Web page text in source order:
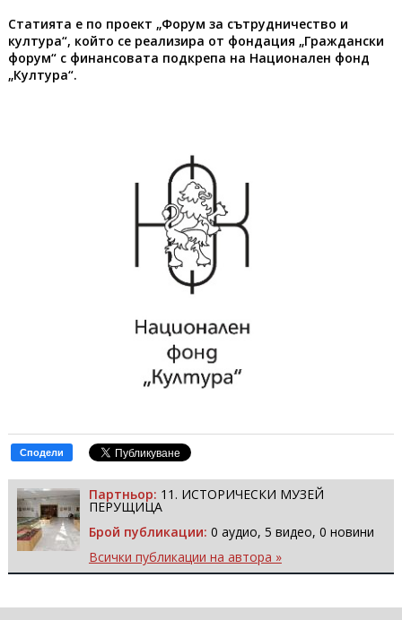
Статията е по проект „Форум за сътрудничество и
култура“, който се реализира от фондация „Граждански
форум“ с финансовата подкрепа на Национален фонд
„Култура“.
Сподели
Партньор: 11. ИСТОРИЧЕСКИ МУЗЕЙ
ПЕРУЩИЦА
Брой публикации: 0 аудио, 5 видео, 0 новини
Всички публикации на автора »